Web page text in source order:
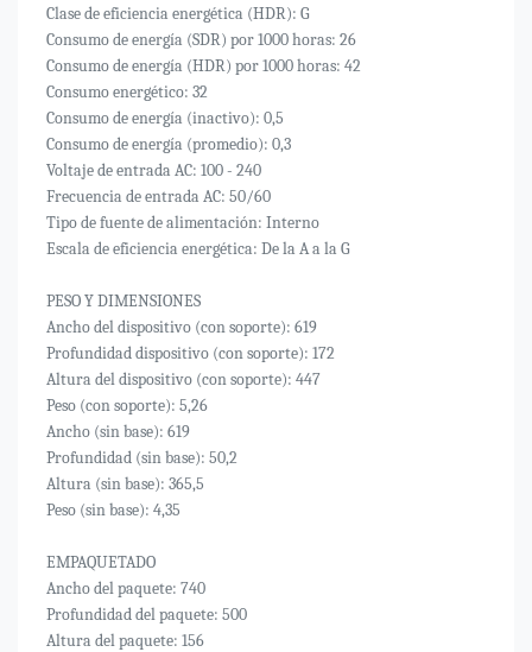
Clase de eficiencia energética (HDR): G
Consumo de energía (SDR) por 1000 horas: 26
Consumo de energía (HDR) por 1000 horas: 42
Consumo energético: 32
Consumo de energía (inactivo): 0,5
Consumo de energía (promedio): 0,3
Voltaje de entrada AC: 100 - 240
Frecuencia de entrada AC: 50/60
Tipo de fuente de alimentación: Interno
Escala de eficiencia energética: De la A a la G
PESO Y DIMENSIONES
Ancho del dispositivo (con soporte): 619
Profundidad dispositivo (con soporte): 172
Altura del dispositivo (con soporte): 447
Peso (con soporte): 5,26
Ancho (sin base): 619
Profundidad (sin base): 50,2
Altura (sin base): 365,5
Peso (sin base): 4,35
EMPAQUETADO
Ancho del paquete: 740
Profundidad del paquete: 500
Altura del paquete: 156